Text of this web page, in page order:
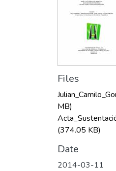
Files
MB)
(374.05 KB)
Date
2014-03-11